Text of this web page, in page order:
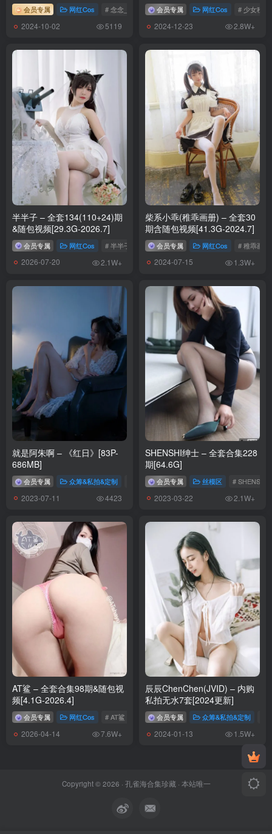
纸悦Etsu_ko – NO.020 蔚蓝档案 杏山和纱[55P-310.6M]
[2.3]
纸悦Etsu_ko – NO.019 水手服兔女郎[63P-351.9M]
[1.23]
纸悦Etsu_ko – NO.018 FGO 阿比盖尔 三破[41P-886.4M]
[2026.1.8]
纸悦Etsu_ko – NO.017 芙拉菲·奇奇女仆[68P-423.4M]
[11.26]
纸悦Etsu_ko – NO.016 小蛋糕[69P-491.7M]✦自购✦
纸悦Etsu_ko – NO.015 娼年贞德[64P-640.9M]✦自购✦
纸悦Etsu_ko – NO.014 桃香 [54P-422MB]
[9.6]
纸悦Etsu_ko – NO.013 与地雷系女子的ktv约会[44P-438.8M]
[8.29]
纸悦Etsu_ko – NO.012 日奈原皮猫猫耳[72P-436.5M]
纸悦Etsu_ko – NO.011 少女前线 PA-15 高校心跳物语 [51P-385M]
纸悦Etsu_ko – NO.010 憧憬成为魔法少女 阿良河基维 真化[38P-
348.4M]
纸悦Etsu_ko – NO.009 优香睡衣[35P-209M]
纸悦Etsu_ko – NO.008 破洞背心触手酱[86P-695M]
纸悦Etsu_ko – NO.007 桔梗毛线团[25P-190.8M]
纸悦Etsu_ko – NO.006 美咲泳装[28P-227.8M]
纸悦Etsu_ko – NO.005 玛丽体操服[64P-356.8M]
纸悦Etsu_ko – NO.004 玛丽居家服[53P-304.2M]
纸悦Etsu_ko – NO.003 加代子白裙[20P-195.7M]
纸悦Etsu_ko – NO.002 小空[70P-461.9M]
纸悦Etsu_ko – NO.001 KAGUYANO 水野莉莉[52P-1.18G]
会员专属 网红Cos # 念念_D
2024-10-02 5119
会员专属 网红Cos # 少女秩序
2024-12-23 2.8W+
半半子 – 全套134(110+24)期
&随包视频[29.3G-2026.7]
会员专属 网红Cos # 半半子
2026-07-20 2.1W+
柴系小乖(稚乖画册) – 全套30
期含随包视频[41.3G-2024.7]
会员专属 网红Cos # 稚乖画册
2024-07-15 1.3W+
就是阿朱啊 – 《红日》[83P-
686MB]
会员专属 众筹&私拍&定制 # 就是阿朱啊
2023-07-11 4423
SHENSHI绅士 – 全套合集228
期[64.6G]
会员专属 丝模区 # SHENSHI
2023-03-22 2.1W+
AT鲨 – 全套合集98期&随包视
频[4.1G-2026.4]
会员专属 网红Cos # AT鲨
2026-04-14 7.6W+
辰辰ChenChen(JVID) – 内购
私拍无水7套[2024更新]
会员专属 众筹&私拍&定制
2024-01-13 1.5W+
Copyright © 2026 · 孔雀海合集珍藏· 本站唯一